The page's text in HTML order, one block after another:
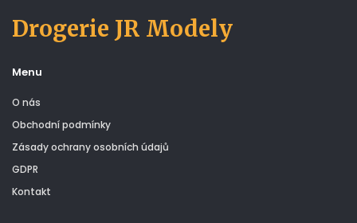
Drogerie JR Modely
Menu
O nás
Obchodní podmínky
Zásady ochrany osobních údajů
GDPR
Kontakt